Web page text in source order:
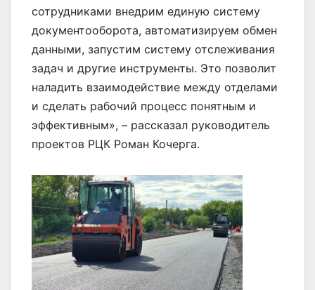
сотрудниками внедрим единую систему
документооборота, автоматизируем обмен
данными, запустим систему отслеживания
задач и другие инструменты. Это позволит
наладить взаимодействие между отделами
и сделать рабочий процесс понятным и
эффективным», – рассказал руководитель
проектов РЦК Роман Кочерга.